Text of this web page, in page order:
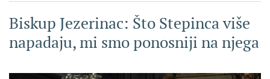
Biskup Jezerinac: Što Stepinca više
napadaju, mi smo ponosniji na njega